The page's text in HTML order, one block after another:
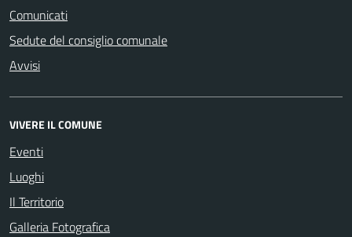
Comunicati
Sedute del consiglio comunale
Avvisi
VIVERE IL COMUNE
Eventi
Luoghi
Il Territorio
Galleria Fotografica